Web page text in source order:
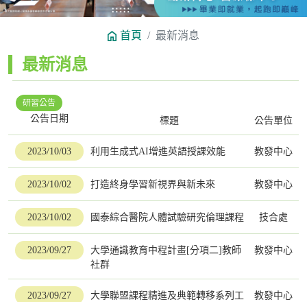
首頁 最新消息
最新消息
研習公告
公告日期 標題 公告單位
2023/10/03 利用生成式AI增進英語授課效能 教發中心
2023/10/02 打造終身學習新視界與新未來 教發中心
2023/10/02 國泰綜合醫院人體試驗研究倫理課程 技合處
2023/09/27
大學通識教育中程計畫[分項二]教師
社群
教發中心
2023/09/27
大學聯盟課程精進及典範轉移系列工
教發中心